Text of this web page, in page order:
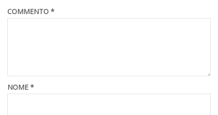
COMMENTO *
NOME *